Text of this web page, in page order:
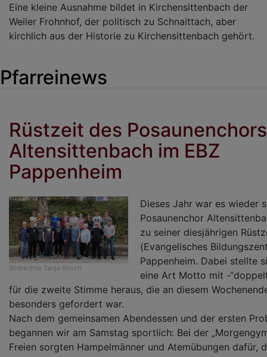
Eine kleine Ausnahme bildet in Kirchensittenbach der
Weiler Frohnhof, der politisch zu Schnaittach, aber
kirchlich aus der Historie zu Kirchensittenbach gehört.
Pfarreinews
Rüstzeit des Posaunenchors
Altensittenbach im EBZ
Pappenheim
Bildrechte Tanja Rösch
Dieses Jahr war es wieder
Posaunenchor
zu seiner diesjährigen
(Evangelisches
Pappenheim. Dabei stellte
eine Art Motto mit -
für die zweite Stimme heraus, die an diesem
besonders gefordert war.
Nach dem gemeinsamen Abendessen und der ersten
begannen wir am Samstag sportlich: Bei der
Freien sorgten Hampelmänner und Atemübungen dafür,